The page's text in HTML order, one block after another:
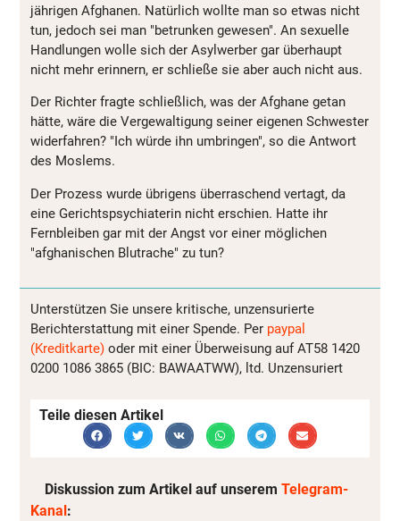
jährigen Afghanen. Natürlich wollte man so etwas nicht
tun, jedoch sei man "betrunken gewesen". An sexuelle
Handlungen wolle sich der Asylwerber gar überhaupt
nicht mehr erinnern, er schließe sie aber auch nicht aus.
Der Richter fragte schließlich, was der Afghane getan
hätte, wäre die Vergewaltigung seiner eigenen Schwester
widerfahren? "Ich würde ihn umbringen", so die Antwort
des Moslems.
Der Prozess wurde übrigens überraschend vertagt, da
eine Gerichtspsychiaterin nicht erschien. Hatte ihr
Fernbleiben gar mit der Angst vor einer möglichen
"afghanischen Blutrache" zu tun?
Unterstützen Sie unsere kritische, unzensurierte
Berichterstattung mit einer Spende. Per paypal
(Kreditkarte) oder mit einer Überweisung auf AT58 1420
0200 1086 3865 (BIC: BAWAATWW), ltd. Unzensuriert
Teile diesen Artikel
Diskussion zum Artikel auf unserem Telegram-
Kanal :